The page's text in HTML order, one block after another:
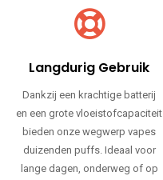
Langdurig Gebruik
Dankzij een krachtige batterij
en een grote vloeistofcapaciteit
bieden onze wegwerp vapes
duizenden puffs. Ideaal voor
lange dagen, onderweg of op